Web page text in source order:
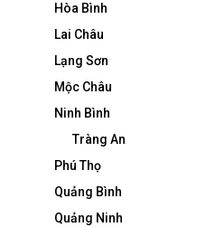
Hòa Bình
Lai Châu
Lạng Sơn
Mộc Châu
Ninh Bình
Tràng An
Phú Thọ
Quảng Bình
Quảng Ninh